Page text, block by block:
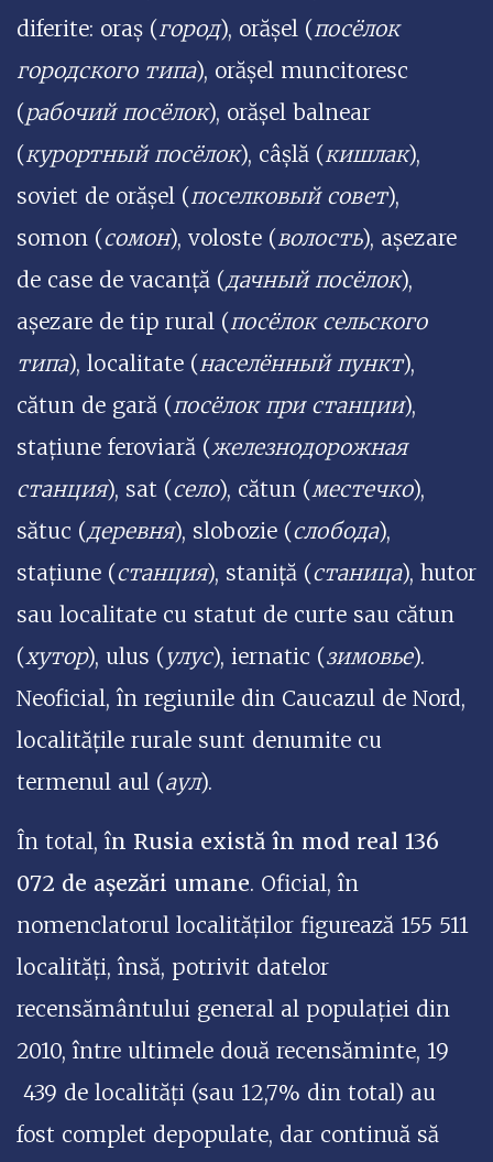
diferite: oraș (город), orășel (посёлок
городского типа), orășel muncitoresc
(рабочий посёлок), orășel balnear
(курортный посёлок), câșlă (кишлак),
soviet de orășel (поселковый совет),
somon (сомон), voloste (волость), așezare
de case de vacanță (дачный посёлок),
așezare de tip rural (посёлок сельского
типа), localitate (населённый пункт),
cătun de gară (посёлок при станции),
stațiune feroviară (железнодорожная
станция), sat (село), cătun (местечко),
sătuc (деревня), slobozie (слобода),
stațiune (станция), staniță (станица), hutor
sau localitate cu statut de curte sau cătun
(хутор), ulus (улус), iernatic (зимовье).
Neoficial, în regiunile din Caucazul de Nord,
localitățile rurale sunt denumite cu
termenul aul (аул).
În total, în Rusia există în mod real 136
072 de așezări umane. Oficial, în
nomenclatorul localităților figurează 155 511
localități, însă, potrivit datelor
recensământului general al populației din
2010, între ultimele două recensăminte, 19
439 de localități (sau 12,7% din total) au
fost complet depopulate, dar continuă să